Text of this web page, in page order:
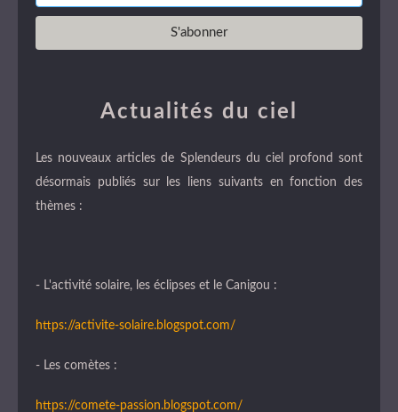
Actualités du ciel
Les nouveaux articles de Splendeurs du ciel profond sont
désormais publiés sur les liens suivants en fonction des
thèmes :
- L'activité solaire, les éclipses et le Canigou :
https://activite-solaire.blogspot.com/
- Les comètes :
https://comete-passion.blogspot.com/